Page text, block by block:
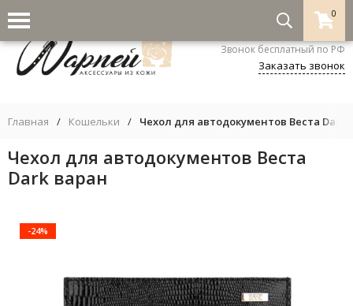
0
8-800-333-5530
Звонок бесплатный по РФ
Заказать звонок
Главная / Кошельки / Чехол для автодокументов Веста Dark
Чехол для автодокументов Веста
Dark варан
-24%